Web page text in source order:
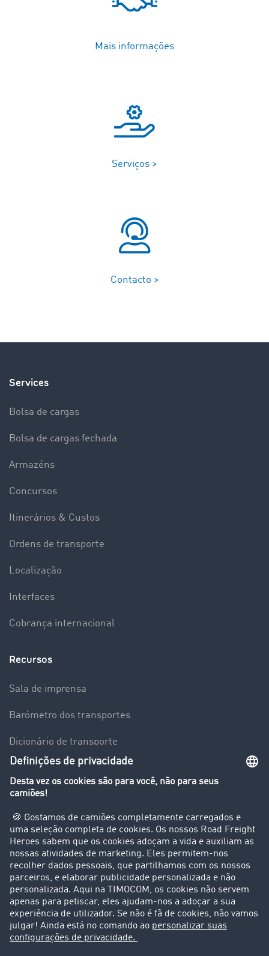
Mais informações
Serviços >
Contacto >
Services
Bolsa de cargas
Bolsa de cargas fechada
Armazéns
Concursos
Itinerários & Custos
Ordens de transporte
Localização
Interfaces
Cobrança internacional
Recursos
Sala de imprensa
Barómetro dos transportes
Dicionário de transporte
Visão geral da Bolsa de Cargas
Clientes recomendam clientes
Casos de sucesso
Suporte
Suporte